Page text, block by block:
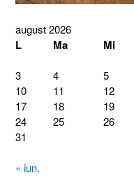
august 2026
L Ma Mi
3
4 5
10
11 12
17
18 19
24
25 26
31
« iun.